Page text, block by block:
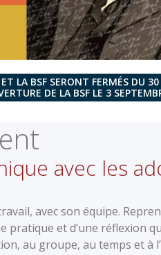
ET LA BSF SERONT FERMÉS DU
DE LA BSF LE 3
avec les
avec son équipe.
pratique et d’une réflexion
au groupe, au temps et à